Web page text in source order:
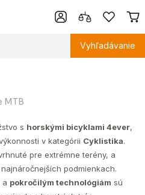
Vyhľadávanie
MTB
s horskými bicyklami 4ever,
v kategórii Cyklistika.
pre extrémne terény, a
podmienkach.
a pokročilým technológiám sú